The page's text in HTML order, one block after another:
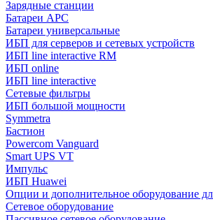
Зарядные станции
Батареи APC
Батареи универсальные
ИБП для серверов и сетевых устройств
ИБП line interactive RM
ИБП online
ИБП linе interactive
Сетевые фильтры
ИБП большой мощности
Symmetra
Бастион
Powercom Vanguard
Smart UPS VT
Импульс
ИБП Huawei
Опции и дополнительное оборудование
Сетевое оборудование